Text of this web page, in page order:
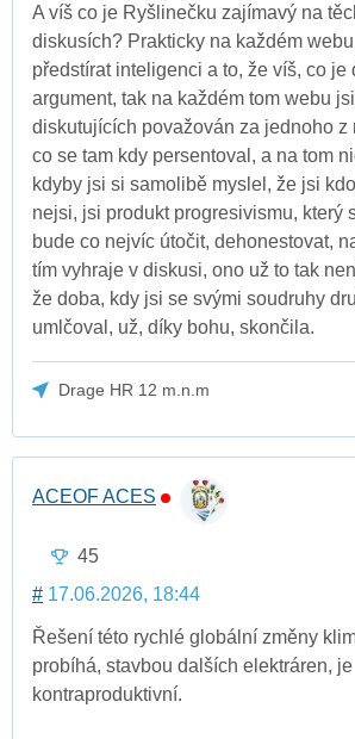
A víš co je Ryšlinečku zajímavý na
diskusích? Prakticky na každém
předstírat inteligenci a to, že víš, co je
argument, tak na každém tom webu
diskutujících považován za jednoho z
co se tam kdy persentoval, a na tom
kdyby jsi si samolibě myslel, že jsi
nejsi, jsi produkt progresivismu, který
bude co nejvíc útočit, dehonestovat,
tím vyhraje v diskusi, ono už to tak
že doba, kdy jsi se svými soudruhy
umlčoval, už, díky bohu, skončila.
Drage HR 12 m.n.m
ACEOF ACES
45
# 17.06.2026, 18:44
Řešení této rychlé globální změny
probíhá, stavbou dalších elektráren, je
kontraproduktivní.